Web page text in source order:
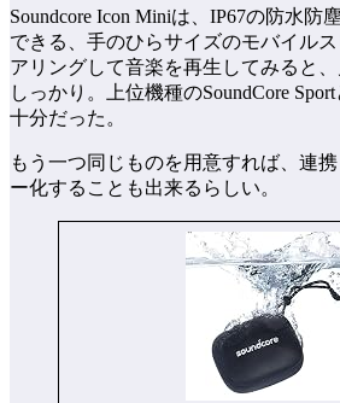
Soundcore Icon Miniは、IP67の防水防
できる、手のひらサイズのモバイル
アリングして音楽を再生してみると
しっかり。上位機種のSoundCore
十分だった。
もう一つ同じものを用意すれば、連
ー化することも出来るらしい。